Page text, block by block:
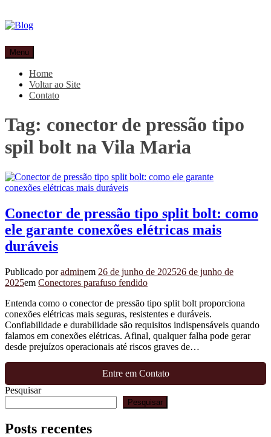
para
o
Blog
Especialistas em conectores e acessórios
Menu
Home
Voltar ao Site
Contato
Tag: conector de pressão tipo
spil bolt na Vila Maria
Conector de pressão tipo split bolt: como
ele garante conexões elétricas mais
duráveis
Publicado poradminem 26 de junho de 202526 de junho de
2025em Conectores parafuso fendido
Entenda como o conector de pressão tipo split bolt proporciona
conexões elétricas mais seguras, resistentes e duráveis.
Confiabilidade e durabilidade são requisitos indispensáveis quando
falamos em conexões elétricas. Afinal, qualquer falha pode gerar
desde prejuízos operacionais até riscos graves de…
Entre em Contato
Pesquisar
Pesquisar
Posts recentes